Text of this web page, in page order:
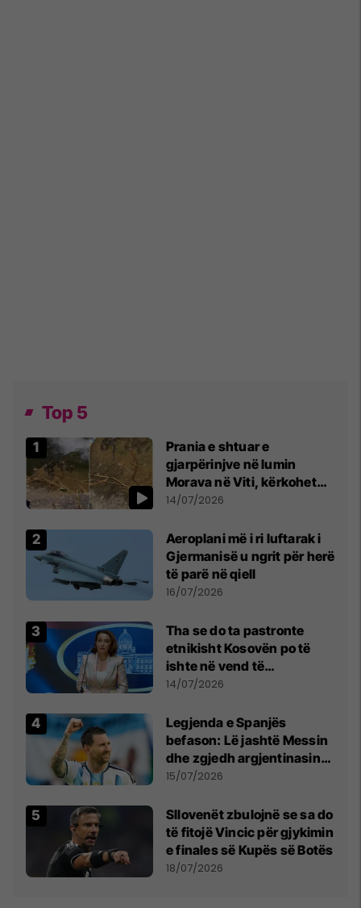
Top 5
Prania e shtuar e
gjarpërinjve në lumin
Morava në Viti, kërkohet
kujdes nga qytetarët
14/07/2026
Aeroplani më i ri luftarak i
Gjermanisë u ngrit për herë
të parë në qiell
16/07/2026
Tha se do ta pastronte
etnikisht Kosovën po të
ishte në vend të
Millosheviqit, Lëvizja e
kërkon shkarkimin e
menjëhershëm të
Snezhana Paunoviq
14/07/2026
Legjenda e Spanjës
befason: Lë jashtë Messin
dhe zgjedh argjentinasin
më të mirë në botë
15/07/2026
Sllovenët zbulojnë se sa do
të fitojë Vincic për gjykimin
e finales së Kupës së Botës
18/07/2026